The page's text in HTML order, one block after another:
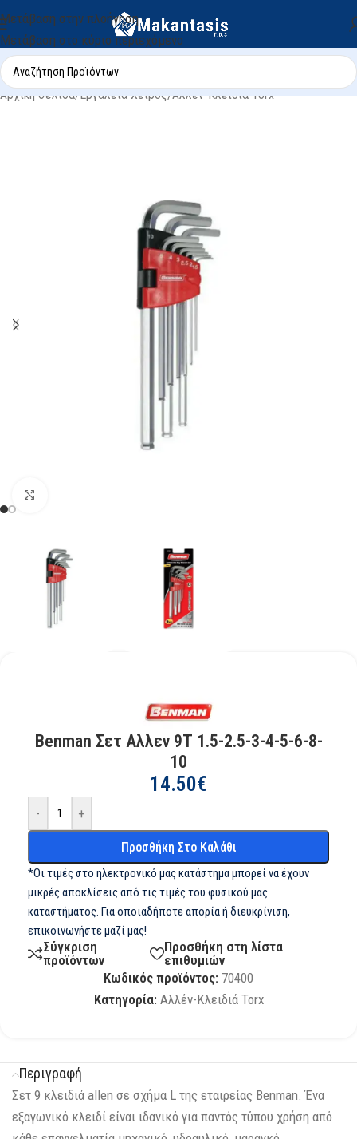
Μετάβαση στην πλοήγηση
Μετάβαση στο κύριο περιεχόμενο
Αρχική σελίδα/Εργαλεία Χειρός/Αλλέν-Κλειδιά Torx
Benman Σετ Αλλεν 9Τ 1.5-2.5-3-4-5-6-8-
10
14.50€
- +
Προσθήκη Στο Καλάθι
*Οι τιμές στο ηλεκτρονικό μας κατάστημα μπορεί να έχουν
μικρές αποκλίσεις από τις τιμές του φυσικού μας
καταστήματος. Για οποιαδήποτε απορία ή διευκρίνιση,
επικοινωνήστε μαζί μας!
Σύγκριση
προϊόντων
Προσθήκη στη λίστα
επιθυμιών
Κωδικός προϊόντος: 70400
Κατηγορία: Αλλέν-Κλειδιά Torx
Περιγραφή
Σετ 9 κλειδιά allen σε σχήμα L της εταιρείας Benman. Ένα
εξαγωνικό κλειδί είναι ιδανικό για παντός τύπου χρήση από